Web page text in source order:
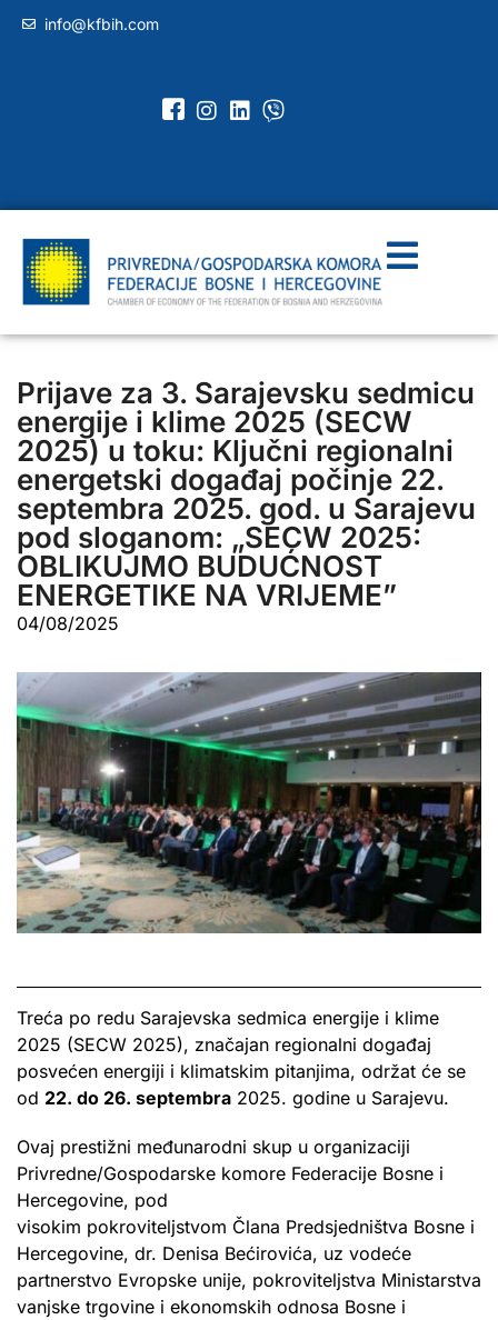
info@kfbih.com
Prijave za 3. Sarajevsku sedmicu
energije i klime 2025 (SECW
2025) u toku: Ključni regionalni
energetski događaj počinje 22.
septembra 2025. god. u Sarajevu
pod sloganom: „SECW 2025:
OBLIKUJMO BUDUĆNOST
ENERGETIKE NA VRIJEME”
04/08/2025
Treća po redu Sarajevska sedmica energije i klime
2025 (SECW 2025), značajan regionalni događaj
posvećen energiji i klimatskim pitanjima, održat će se
od 22. do 26. septembra 2025. godine u Sarajevu.
Ovaj prestižni međunarodni skup u organizaciji
Privredne/Gospodarske komore Federacije Bosne i
Hercegovine, pod
visokim pokroviteljstvom Člana Predsjedništva Bosne i
Hercegovine, dr. Denisa Bećirovića, uz vodeće
partnerstvo Evropske unije, pokroviteljstva Ministarstva
vanjske trgovine i ekonomskih odnosa Bosne i